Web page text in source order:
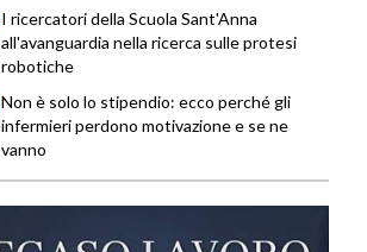
I ricercatori della Scuola Sant'Anna
all'avanguardia nella ricerca sulle protesi
robotiche
Non è solo lo stipendio: ecco perché gli
infermieri perdono motivazione e se ne
vanno